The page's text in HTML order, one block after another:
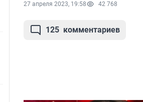
27 апреля 2023, 19:58 42 768
125 комментариев